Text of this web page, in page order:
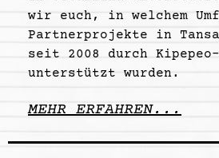
wir euch, in welchem
Partnerprojekte in
seit 2008 durch
unterstützt wurden.
MEHR ERFAHREN...